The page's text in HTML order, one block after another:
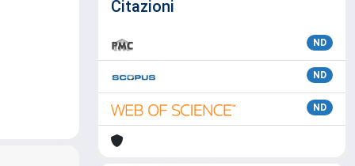
Citazioni
ND
ND
ND